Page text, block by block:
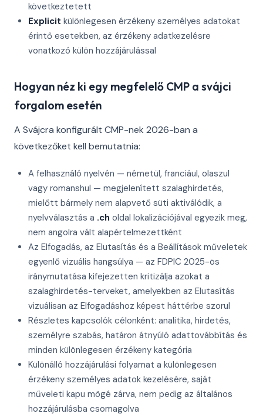
következtetett
Explicit különlegesen érzékeny személyes adatokat
érintő esetekben, az érzékeny adatkezelésre
vonatkozó külön hozzájárulással
Hogyan néz ki egy megfelelő CMP a svájci
forgalom esetén
A Svájcra konfigurált CMP-nek 2026-ban a
következőket kell bemutatnia:
A felhasználó nyelvén — németül, franciául, olaszul
vagy romanshul — megjelenített szalaghirdetés,
mielőtt bármely nem alapvető süti aktiválódik, a
nyelvválasztás a .ch oldal lokalizációjával egyezik meg,
nem angolra vált alapértelmezettként
Az Elfogadás, az Elutasítás és a Beállítások műveletek
egyenlő vizuális hangsúlya — az FDPIC 2025-ös
iránymutatása kifejezetten kritizálja azokat a
szalaghirdetés-terveket, amelyekben az Elutasítás
vizuálisan az Elfogadáshoz képest háttérbe szorul
Részletes kapcsolók célonként: analitika, hirdetés,
személyre szabás, határon átnyúló adattovábbítás és
minden különlegesen érzékeny kategória
Különálló hozzájárulási folyamat a különlegesen
érzékeny személyes adatok kezelésére, saját
műveleti kapu mögé zárva, nem pedig az általános
hozzájárulásba csomagolva